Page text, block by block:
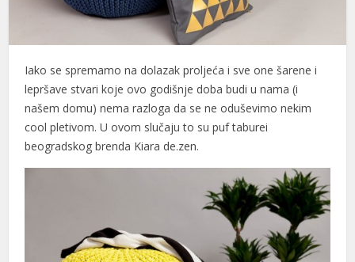
Iako se spremamo na dolazak proljeća i sve one šarene i
lepršave stvari koje ovo godišnje doba budi u nama (i
našem domu) nema razloga da se ne oduševimo nekim
cool pletivom. U ovom slučaju to su puf taburei
beogradskog brenda Kiara de.zen.